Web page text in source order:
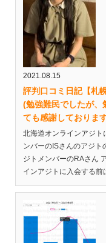
2021.08.15
評判口コミ日記【札
(勉強難民でしたが、
ても感謝しておりま
北海道オンラインアジト
ンバーのISさんのアジト
ジトメンバーのRAさん
インアジトに入会する